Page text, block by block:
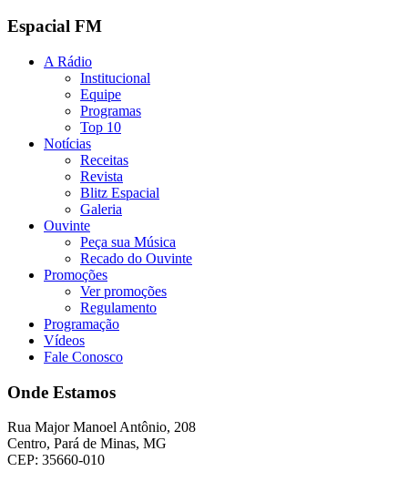
Espacial FM
A Rádio
Institucional
Equipe
Programas
Top 10
Notícias
Receitas
Revista
Blitz Espacial
Galeria
Ouvinte
Peça sua Música
Recado do Ouvinte
Promoções
Ver promoções
Regulamento
Programação
Vídeos
Fale Conosco
Onde Estamos
Rua Major Manoel Antônio, 208
Centro, Pará de Minas, MG
CEP: 35660-010